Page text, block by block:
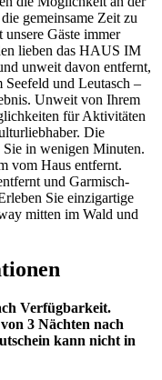
gemeinsame Zeit zu
Gäste immer
lieben das HAUS IM
unweit davon entfernt,
und Leutasch –
Unweit von Ihrem
für Aktivitäten
Die
in wenigen Minuten.
vom Haus entfernt.
und Garmisch-
Sie einzigartige
mitten im Wald und
Verfügbarkeit.
3 Nächten nach
kann nicht in